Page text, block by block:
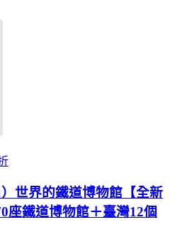
世界的鐵道博物館【全新
座鐵道博物館＋臺灣12個